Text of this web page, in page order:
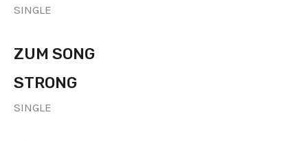
SINGLE
ZUM SONG
STRONG
SINGLE